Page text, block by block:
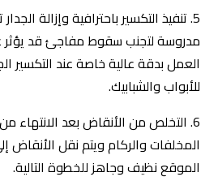
5. تنفيذ التكسير باحترافية وإزالة
مدروسة لتجنب سقوط مفاجئ قد يؤثر
العمل بدقة عالية خاصة عند التكسير
للأبواب والشبابيك.
6. التخلص من الأنقاض بعد الانتهاء
المخلفات والركام ويتم نقل
الموقع نظيف وجاهز للخطوة التالية.